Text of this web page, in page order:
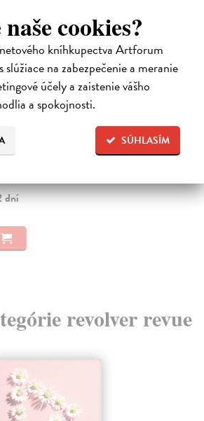
cookies?
kníhkupectva Artforum
slúžiace na zabezpečenie a meranie
účely a zaistenie vášho
a spokojnosti.
SÚHLASÍM
| Kniha
výtvarném umění. Z obsahu:
dní
revolver revue